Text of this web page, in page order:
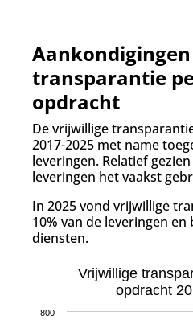
transparantie
opdracht
De vrijwillige
2017-2025 met name
leveringen. Relatief
leveringen het vaakst
In 2025 vond vrijwillige
10% van de leveringen en
diensten.
Vrijwillige
opdracht
800